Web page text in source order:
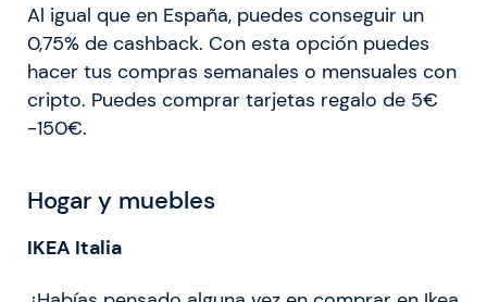
Al igual que en España, puedes conseguir un
0,75% de cashback. Con esta opción puedes
hacer tus compras semanales o mensuales con
cripto. Puedes comprar tarjetas regalo de 5€
-150€.
Hogar y muebles
IKEA Italia